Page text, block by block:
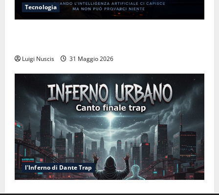
Tecnologia
Luigi Nuscis 31 Maggio 2026
l'Inferno di Dante Trap